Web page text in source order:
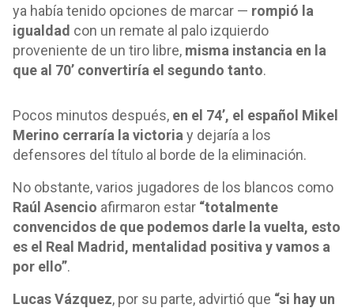
ya había tenido opciones de marcar — rompió la
igualdad con un remate al palo izquierdo
proveniente de un tiro libre, misma instancia en la
que al 70’ convertiría el segundo tanto.
Pocos minutos después, en el 74’, el español Mikel
Merino cerraría la victoria y dejaría a los
defensores del título al borde de la eliminación.
No obstante, varios jugadores de los blancos como
Raúl Asencio afirmaron estar “totalmente
convencidos de que podemos darle la vuelta, esto
es el Real Madrid, mentalidad positiva y vamos a
por ello”.
Lucas Vázquez, por su parte, advirtió que “si hay un